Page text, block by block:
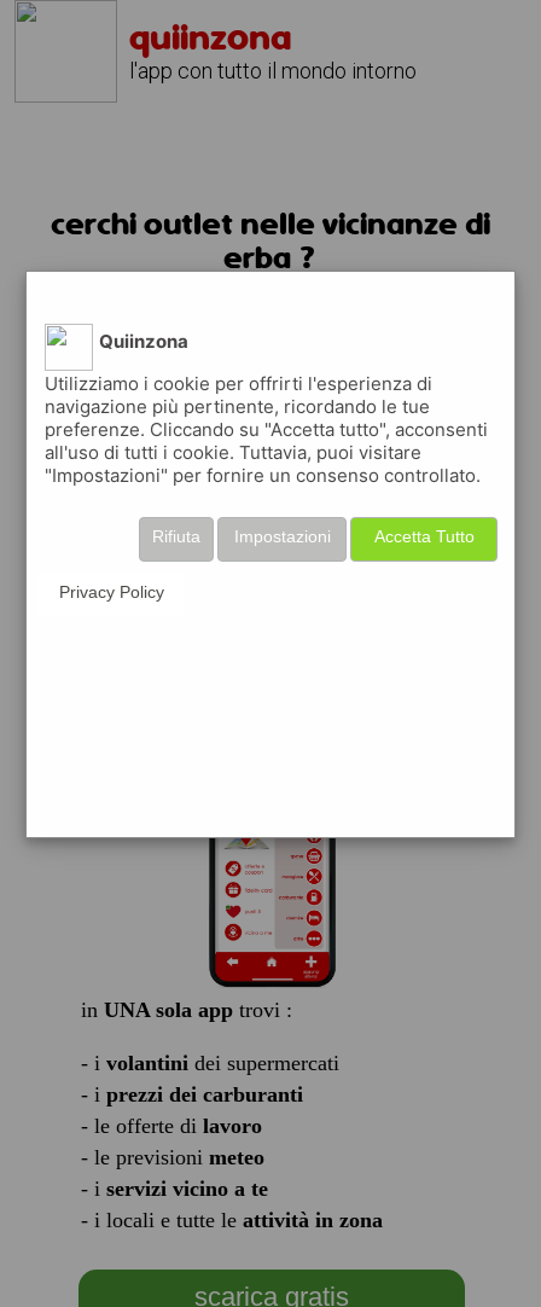
quiinzona
l'app con tutto il mondo intorno
cerchi outlet nelle vicinanze di
erba ?
in UNA sola apptrovi :
- i volantinidei supermercati
- i prezzi dei carburanti
- le offerte di lavoro
- le previsioni meteo
- i servizi vicino a te
- i locali e tutte le attività in zona
scarica gratis
Quiinzona
Utilizziamo i cookie per offrirti l'esperienza di
navigazione più pertinente, ricordando le tue
preferenze. Cliccando su "Accetta tutto", acconsenti
all'uso di tutti i cookie. Tuttavia, puoi visitare
"Impostazioni" per fornire un consenso controllato.
Accetta Tutto
Impostazioni
Rifiuta
Privacy Policy